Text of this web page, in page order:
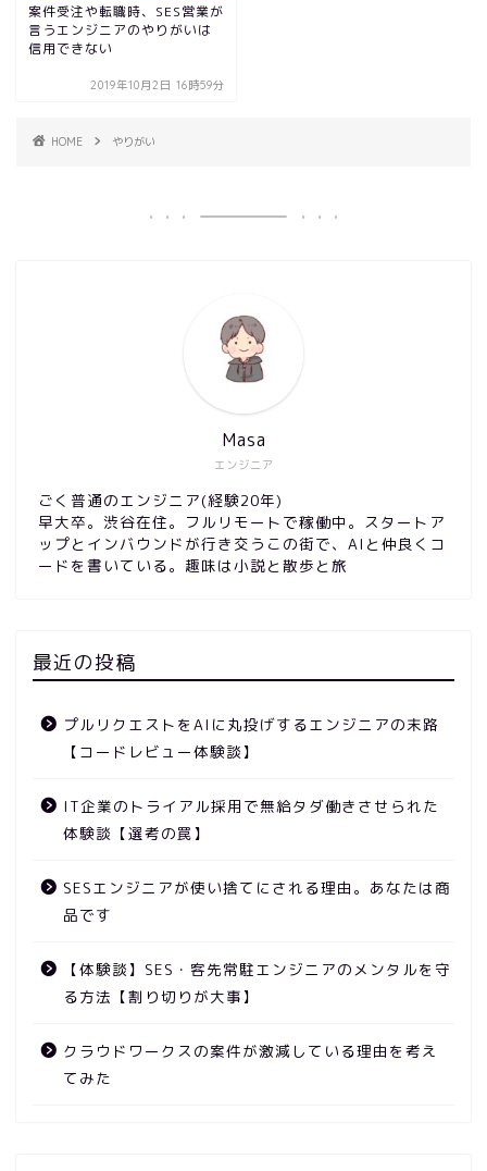
案件受注や転職時、SES営業が
言うエンジニアのやりがいは
信用できない
2019年10月2日 16時59分
HOME やりがい
エンジニア
Masa
ごく普通のエンジニア(経験20年)
早大卒。渋谷在住。フルリモートで稼働中。スタートア
ップとインバウンドが行き交うこの街で、AIと仲良くコ
ードを書いている。趣味は小説と散歩と旅
最近の投稿
プルリクエストをAIに丸投げするエンジニアの末路
【コードレビュー体験談】
IT企業のトライアル採用で無給タダ働きさせられた
体験談【選考の罠】
SESエンジニアが使い捨てにされる理由。あなたは商
品です
【体験談】SES・客先常駐エンジニアのメンタルを守
る方法【割り切りが大事】
クラウドワークスの案件が激減している理由を考え
てみた